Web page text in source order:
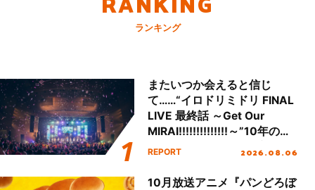
ランキング
またいつか会えると信じ
て……“イロドリミドリ FINAL
LIVE 最終話 ～Get Our
MIRAI!!!!!!!!!!!!!!～”10年の活
動を経てファイナルを迎える
REPORT 2026.08.06
10月放送アニメ『パンどろぼ